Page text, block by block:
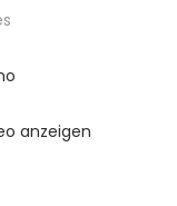
anzeigen